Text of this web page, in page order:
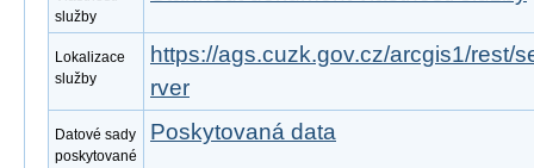
služby
Lokalizace
služby
https://ags.cuzk.gov.cz/arcgis1/rest/
rver
Datové sady
poskytované
Poskytovaná data